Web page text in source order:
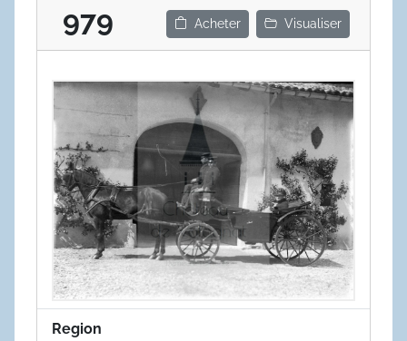
979 Acheter Visualiser
Region